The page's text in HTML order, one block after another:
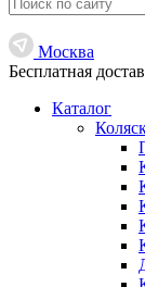
Москва
Бесплатная
Каталог